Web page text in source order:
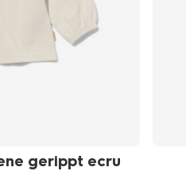
gerippt ecru